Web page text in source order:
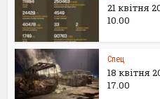
21 квітня
10.00
Спец
18 квітня
17.00